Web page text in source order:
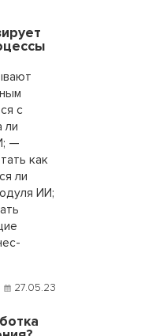
с
ли
—
как
ли
ИИ;
27.05.23